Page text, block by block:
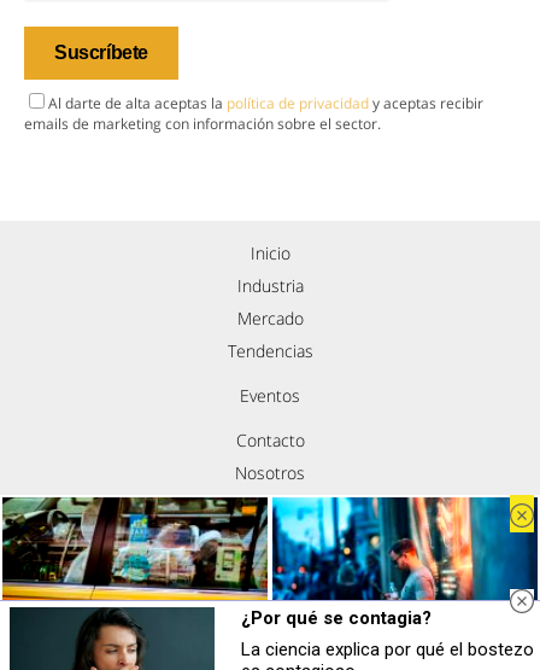
Al darte de alta aceptas la política de privacidady aceptas recibir
emails de marketing con información sobre el sector.
Inicio
Industria
Mercado
Tendencias
Eventos
Contacto
Nosotros
Política de privacidad
Aviso legal
Política de cookies
Síguenos
Costumbres que no creerás ¿Sabes qué baja tu ánimo?
¿Por qué se contagia?
La ciencia explica por qué el bostezo